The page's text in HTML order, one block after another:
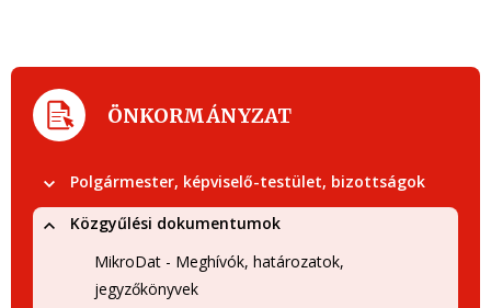
ÖNKORMÁNYZAT
Polgármester, képviselő-testület, bizottságok
Közgyűlési dokumentumok
MikroDat - Meghívók, határozatok,
jegyzőkönyvek